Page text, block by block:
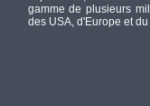
gamme de plusieurs
des USA, d'Europe et